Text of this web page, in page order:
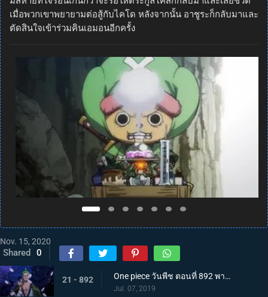
เมื่อพวกเขาพยายามต่อสู้กับไคโด หลังจากนั้น อาชูระก็กลับมาและ
ตัดสินใจเข้าร่วมคินเอมอนอีกครั้ง
Nov. 15, 2020
Shared 0
21 - 892 One piece วันพีช ตอนที่ 892 พากย์ไทย แคว้นวาโนะคุนิ! สู่แคว้นแห่งซามูไร
Jul. 07, 2019